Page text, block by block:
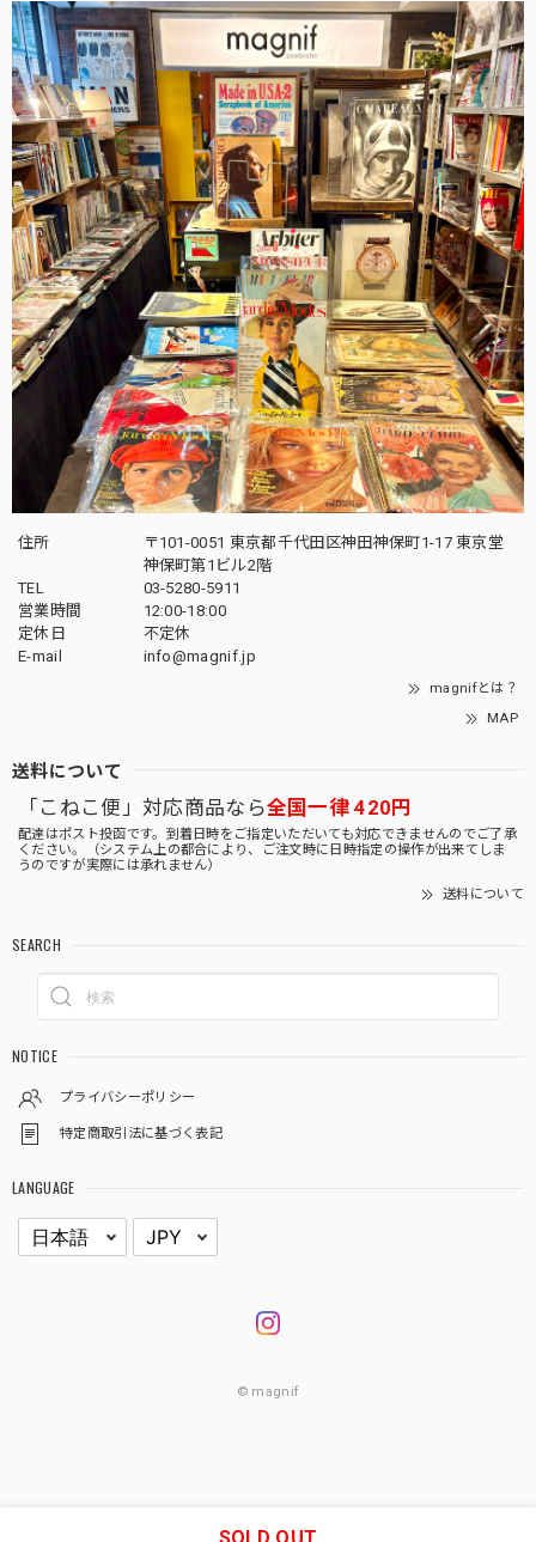
住所
〒101-0051 東京都千代田区神田神保町1-17 東京堂
神保町第1ビル2階
TEL
03-5280-5911
営業時間
12:00-18:00
定休日
不定休
E-mail
info@magnif.jp
magnifとは？
MAP
送料について
「こねこ便」対応商品なら全国一律 420円
配達はポスト投函です。到着日時をご指定いただいても対応できませんのでご了承
ください。（システム上の都合により、ご注文時に日時指定の操作が出来てしま
うのですが実際には承れません）
送料について
SEARCH
NOTICE
プライバシーポリシー
特定商取引法に基づく表記
LANGUAGE
© magnif